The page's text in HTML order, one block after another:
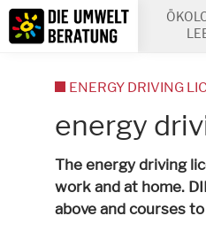
Inhalt
Suche
energy
The energy driving
work and at home.
above and courses
ENERGY DRIVING